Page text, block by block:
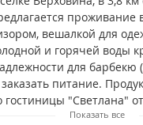
проживание
вешалкой для
и горячей воды
для барбекю
питание.
"Светлана"
– 29,5 км; отПоказать все